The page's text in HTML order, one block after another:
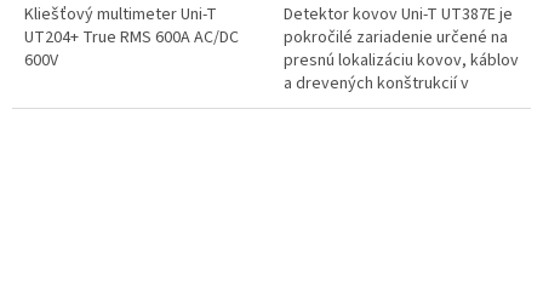
Kliešťový multimeter Uni-T
UT204+ True RMS 600A AC/DC
600V
Detektor kovov Uni-T UT387E je
pokročilé zariadenie určené na
presnú lokalizáciu kovov, káblov
a drevených konštrukcií v
stenách. UT387E je ideálny pre